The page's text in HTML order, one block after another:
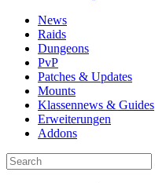
News
Raids
Dungeons
PvP
Patches & Updates
Mounts
Klassennews & Guides
Erweiterungen
Addons